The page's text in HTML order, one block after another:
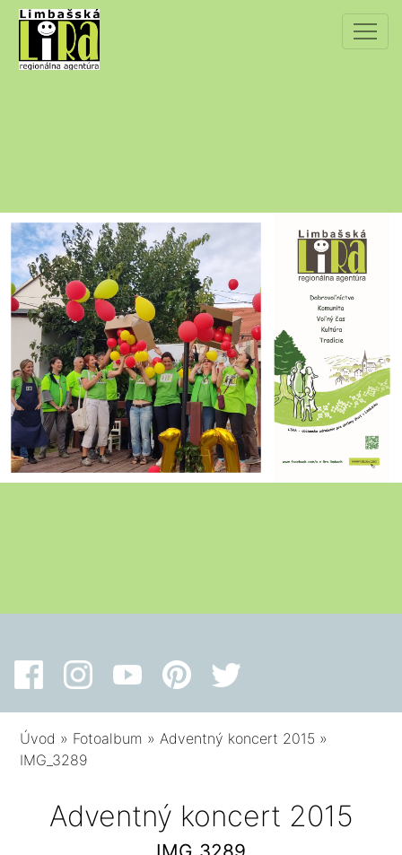
Úvod » Fotoalbum »Adventný koncert 2015 »
IMG_3289
Adventný koncert 2015